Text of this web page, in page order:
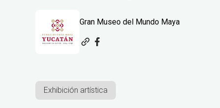
Gran Museo del Mundo Maya
Exhibición artística